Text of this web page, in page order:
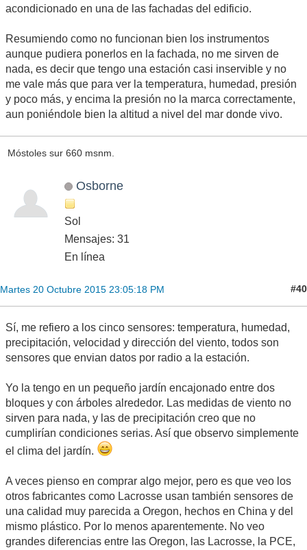
acondicionado en una de las fachadas del edificio.
Resumiendo como no funcionan bien los instrumentos
aunque pudiera ponerlos en la fachada, no me sirven de
nada, es decir que tengo una estación casi inservible y no
me vale más que para ver la temperatura, humedad, presión
y poco más, y encima la presión no la marca correctamente,
aun poniéndole bien la altitud a nivel del mar donde vivo.
Móstoles sur 660 msnm.
Osborne
Sol
Mensajes: 31
En línea
Martes 20 Octubre 2015 23:05:18 PM #40
Sí, me refiero a los cinco sensores: temperatura, humedad,
precipitación, velocidad y dirección del viento, todos son
sensores que envian datos por radio a la estación.
Yo la tengo en un pequeño jardín encajonado entre dos
bloques y con árboles alrededor. Las medidas de viento no
sirven para nada, y las de precipitación creo que no
cumplirían condiciones serias. Así que observo simplemente
el clima del jardín.
A veces pienso en comprar algo mejor, pero es que veo los
otros fabricantes como Lacrosse usan también sensores de
una calidad muy parecida a Oregon, hechos en China y del
mismo plástico. Por lo menos aparentemente. No veo
grandes diferencias entre las Oregon, las Lacrosse, la PCE,